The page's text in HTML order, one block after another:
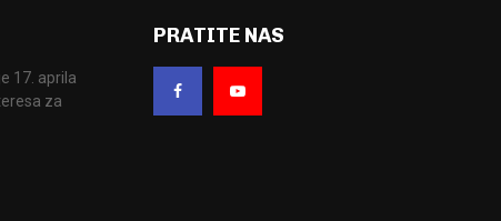
17. aprila
za
PRATITE NAS